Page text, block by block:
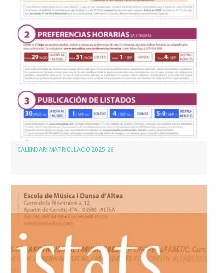
CALENDARI MATRICULACIÓ 2025-26